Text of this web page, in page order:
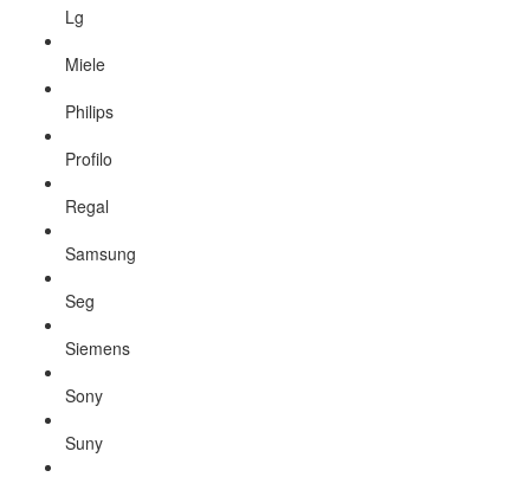
Lg
Miele
Philips
Profilo
Regal
Samsung
Seg
Siemens
Sony
Suny